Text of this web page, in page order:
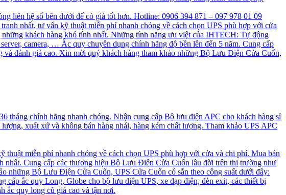
liên hệ số bên dưới để có giá tốt hơn. Hotline: 0906 394 871 – 097 978 01 09
nhất, tư vấn kỹ thuật miễn phí nhanh chóng về cách chọn UPS phù hợp với cửa
khách hàng khó tính nhất. Những tính năng ưu việt của IHTECH: Tự động
camera, … Ắc quy chuyên dụng chính hãng độ bền lên đến 5 năm. Cung cấp
đánh giá cao. Xin mời quý khách hàng tham khảo những Bộ Lưu Điện Cửa Cuốn,
chính hãng nhanh chóng. Nhận cung cấp Bộ lưu điện APC cho khách hàng sỉ
xuất xứ và không bán hàng nhái, hàng kém chất lượng. Tham khảo UPS APC
miễn phí nhanh chóng về cách chọn UPS phù hợp với cửa và chi phí. Mua bán
Cung cấp các thương hiệu Bộ Lưu Điện Cửa Cuốn lâu đời trên thị trường như
những Bộ Lưu Điện Cửa Cuốn, UPS Cửa Cuốn có sẵn theo công suất dưới đây:
ắc quy Long, Globe cho bộ lưu điện UPS, xe đạp điện, đèn exit, các thiết bị
ắc quy long cũ giá cao và tận nơi.